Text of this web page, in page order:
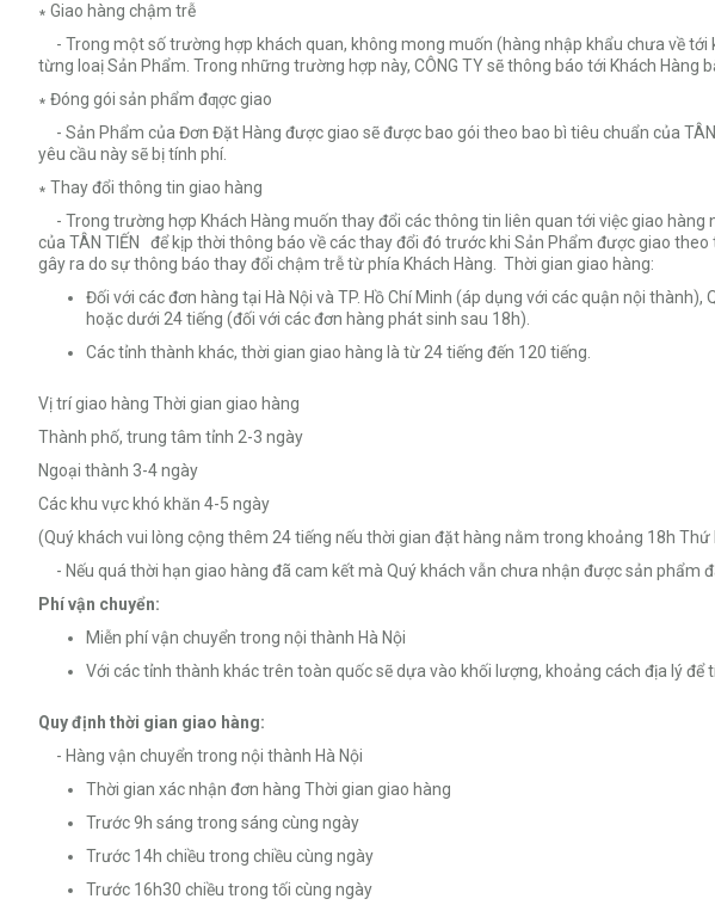
∗ Giao hàng chậm trễ
- Trong một số trường hợp khách quan, không mong muốn (hàng nhập khẩu chưa về tới
từng loaị Sản Phẩm. Trong những trường hợp này, CÔNG TY sẽ thông báo tới Khách
∗ Đóng gói sản phẩm đƣợc giao
- Sản Phẩm của Đơn Đặt Hàng được giao sẽ được bao gói theo bao bì tiêu chuẩn của
yêu cầu này sẽ bị tính phí.
∗ Thay đổi thông tin giao hàng
- Trong trường hợp Khách Hàng muốn thay đổi các thông tin liên quan tới việc giao
của TÂN TIẾN để kịp thời thông báo về các thay đổi đó trước khi Sản Phẩm được giao
gây ra do sự thông báo thay đổi chậm trễ từ phía Khách Hàng. Thời gian giao hàng:
Đối với các đơn hàng tại Hà Nội và TP. Hồ Chí Minh (áp dụng với các quận nội
hoặc dưới 24 tiếng (đối với các đơn hàng phát sinh sau 18h).
Các tỉnh thành khác, thời gian giao hàng là từ 24 tiếng đến 120 tiếng.
Vị trí giao hàng Thời gian giao hàng
Thành phố, trung tâm tỉnh 2-3 ngày
Ngoại thành 3-4 ngày
Các khu vực khó khăn 4-5 ngày
(Quý khách vui lòng cộng thêm 24 tiếng nếu thời gian đặt hàng nằm trong khoảng 18h
- Nếu quá thời hạn giao hàng đã cam kết mà Quý khách vẫn chưa nhận được sản phẩm
Phí vận chuyển:
Miễn phí vận chuyển trong nội thành Hà Nội
Với các tỉnh thành khác trên toàn quốc sẽ dựa vào khối lượng, khoảng cách địa lý để
Quy định thời gian giao hàng:
- Hàng vận chuyển trong nội thành Hà Nội
Thời gian xác nhận đơn hàng Thời gian giao hàng
Trước 9h sáng trong sáng cùng ngày
Trước 14h chiều trong chiều cùng ngày
Trước 16h30 chiều trong tối cùng ngày